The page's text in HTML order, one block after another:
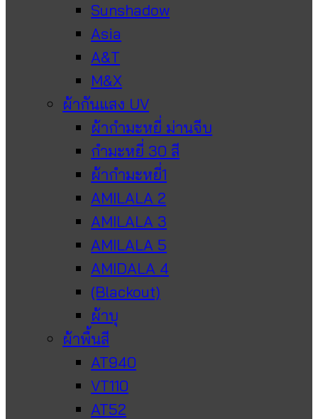
Sunshadow
Asia
A&T
M&X
ผ้ากันแสง UV
ผ้ากำมะหยี่ ม่านจีบ
กำมะหยี่ 30 สี
ผ้ากำมะหยี่1
AMILALA 2
AMILALA 3
AMILALA 5
AMIDALA 4
(Blackout)
ผ้าบุ
ผ้าพื้นสี
AT940
VT110
AT52